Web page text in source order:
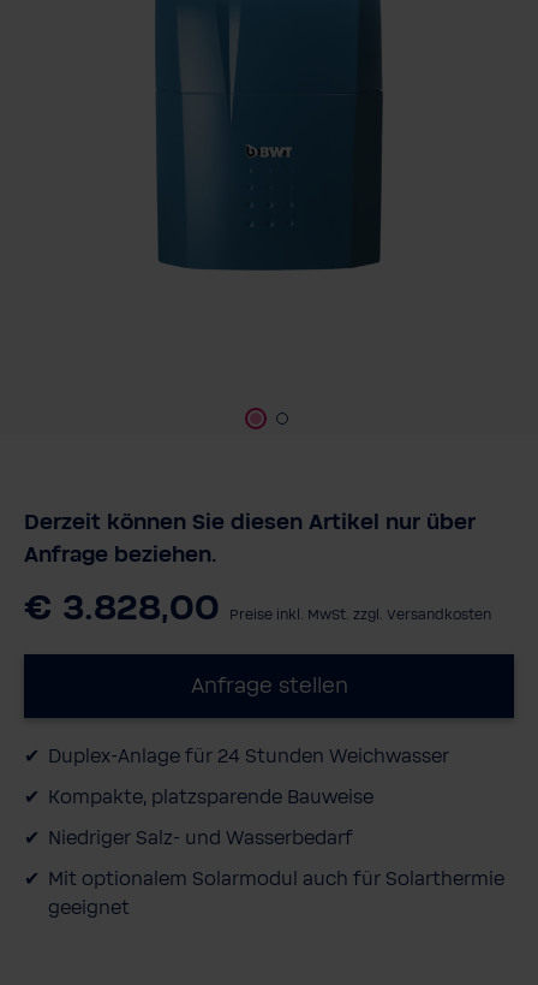
Derzeit können Sie diesen Artikel nur über
Anfrage beziehen.
€ 3.828,00 Preise inkl. MwSt. zzgl. Versandkosten
Anfrage stellen
Duplex-​Anlage für 24 Stunden Weichwasser
Kompakte, platzsparende Bauweise
Niedriger Salz- und Wasserbedarf
Mit optionalem Solarmodul auch für Solarthermie
geeignet